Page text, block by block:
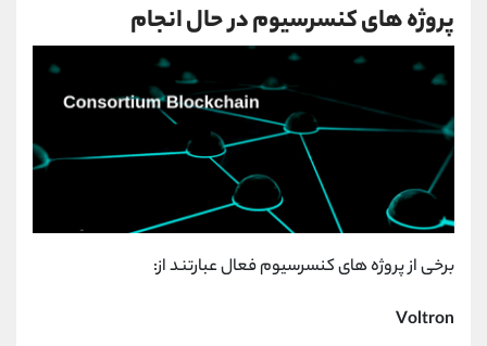
پروژه های کنسرسیوم در حال انجام
برخی از پروژه های کنسرسیوم فعال عبارتند از:
Voltron